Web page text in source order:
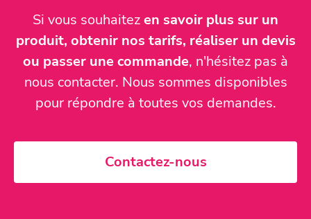
Si vous souhaitezen savoir plus sur un
produit, obtenir nos tarifs, réaliser un devis
ou passer une commande, n'hésitez pas à
nous contacter. Nous sommes disponibles
pour répondre à toutes vos demandes.
Contactez-nous